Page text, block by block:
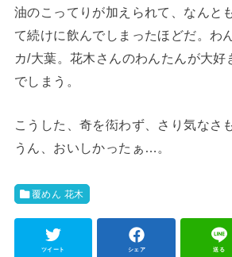
油のこってりが加えられて、なんと
て続けに飲んでしまったほどだ。わ
カ/大葉。花木さんのわんたんが大好
でしまう。
こうした、奇を衒わず、さり気なさ
うん、おいしかったぁ…。
覆めん 花木
ツイート シェア 送る